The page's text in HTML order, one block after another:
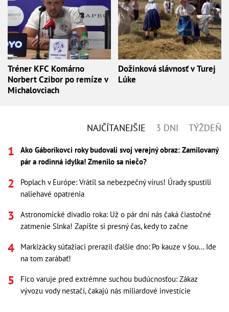
Tréner KFC Komárno
Norbert Czibor po remíze v
Michalovciach
Dožinková slávnosť v Turej
Lúke
NAJČÍTANEJŠIE 3 DNI TÝŽDEŇ
Ako Gáboríkovci roky budovali svoj verejný obraz: Zamilovaný
pár a rodinná idylka! Zmenilo sa niečo?
Poplach v Európe: Vrátil sa nebezpečný vírus! Úrady spustili
naliehavé opatrenia
Astronomické divadlo roka: Už o pár dní nás čaká čiastočné
zatmenie Slnka! Zapíšte si presný čas, kedy to začne
Markizácky súťažiaci prerazil ďalšie dno: Po kauze v šou... Ide
na tom zarábať!
Fico varuje pred extrémne suchou budúcnosťou: Zákaz
vývozu vody nestačí, čakajú nás miliardové investície